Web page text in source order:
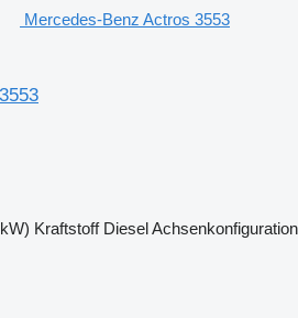
Mercedes-Benz Actros 3553
Kraftstoff DieselAchsenkonfiguration